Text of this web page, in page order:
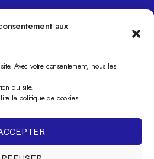
aux
Avec votre consentement, nous les
du site.
la politique de cookies.
33000 Bordeaux